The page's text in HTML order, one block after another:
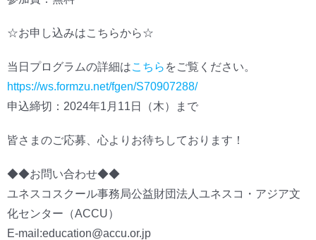
☆お申し込みはこちらから☆
当日プログラムの詳細はこちら をご覧ください。
https://ws.formzu.net/fgen/S70907288/
申込締切：2024年1月11日（木）まで
皆さまのご応募、心よりお待ちしております！
◆◆お問い合わせ◆◆
ユネスコスクール事務局公益財団法人ユネスコ・アジア文
化センター（ACCU）
E-mail:education@accu.or.jp